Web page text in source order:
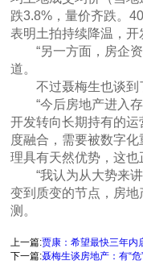
跌3.8%，量价齐跌。
表明土拍持续降温，开
“另一方面，房企资
道。
不过聂梅生也谈到了
“今后房地产进入存
开发转向长期持有的
度融合，需要被数字
理具有天然优势，这也
“我认为从大势来讲
变到质变的节点，房地
测。
上一篇:贾康：希望最快三年内
下一篇:聂梅生谈房地产：有“危